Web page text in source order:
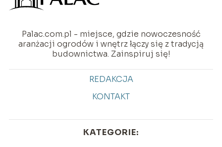
Palac.com.pl - miejsce, gdzie nowoczesność
aranżacji ogrodów i wnętrz łączy się z tradycją
budownictwa. Zainspiruj się!
REDAKCJA
KONTAKT
KATEGORIE: